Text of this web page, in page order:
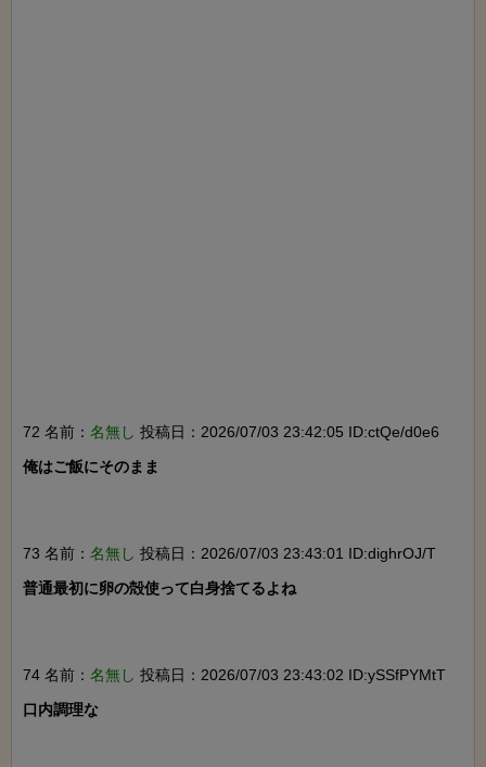
72 名前： 名無し 投稿日：2026/07/03 23:42:05 ID:ctQe/d0e6
俺はご飯にそのまま
73 名前： 名無し 投稿日：2026/07/03 23:43:01 ID:dighrOJ/T
普通最初に卵の殻使って白身捨てるよね
74 名前： 名無し 投稿日：2026/07/03 23:43:02 ID:ySSfPYMtT
口内調理な